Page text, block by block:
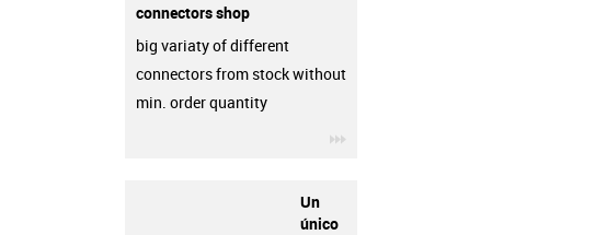
connectors shop
big variaty of different
connectors from stock without
min. order quantity
Un
único